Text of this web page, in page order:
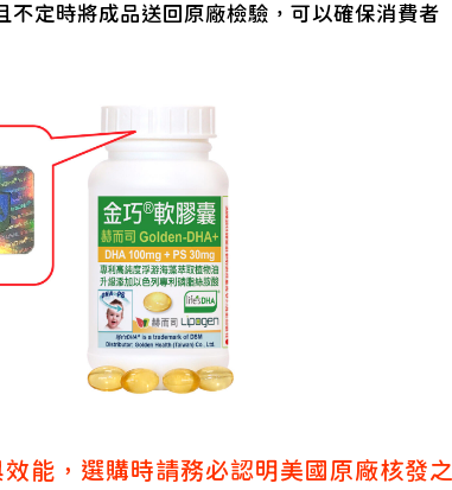
定時將成品送回原廠檢驗，可以確保消費者
能，選購時請務必認明美國原廠核發之